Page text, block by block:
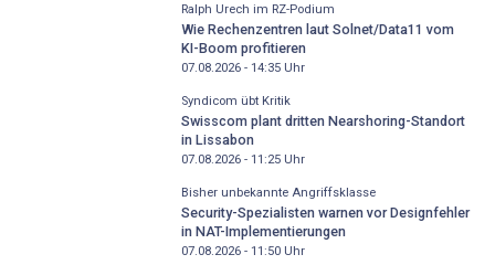
Ralph Urech im RZ-Podium
Wie Rechenzentren laut Solnet/Data11 vom
KI-Boom profitieren
07.08.2026 - 14:35Uhr
Syndicom übt Kritik
Swisscom plant dritten Nearshoring-Standort
in Lissabon
07.08.2026 - 11:25Uhr
Bisher unbekannte Angriffsklasse
Security-Spezialisten warnen vor Designfehler
in NAT-Implementierungen
07.08.2026 - 11:50Uhr